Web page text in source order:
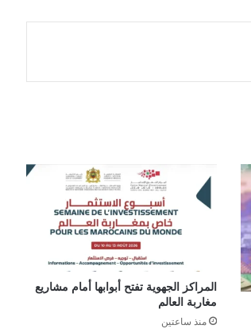
المراكز الجهوية تفتح أبوابها أمام مشاريع
مغاربة العالم
منذ ساعتين